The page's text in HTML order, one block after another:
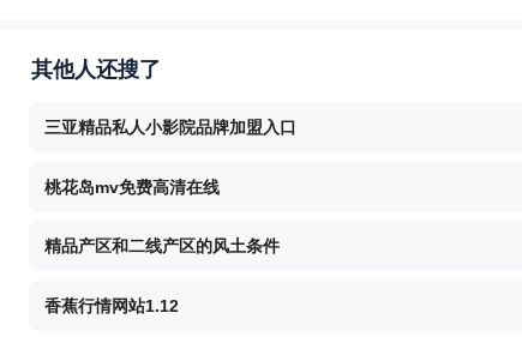
其他人还搜了
三亚精品私人小影院品牌加盟入口
桃花岛mv免费高清在线
精品产区和二线产区的风土条件
香蕉行情网站1.12